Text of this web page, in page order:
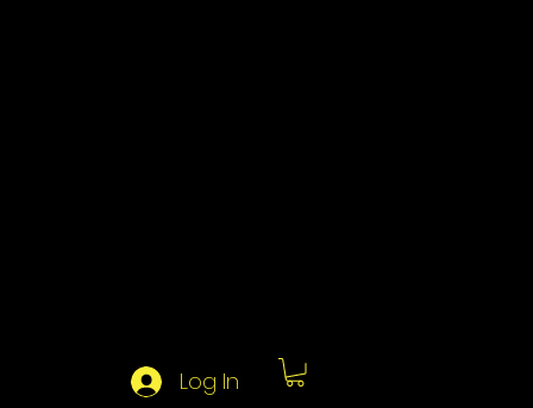
Log In